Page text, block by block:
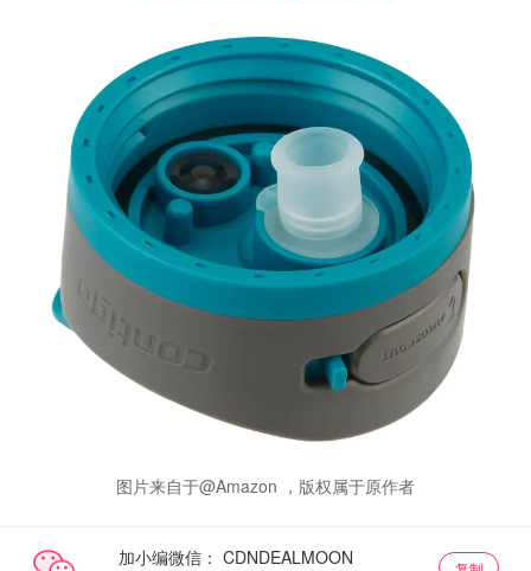
图片来自于@Amazon ，版权属于原作者
加小编微信：